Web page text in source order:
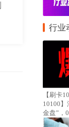
行业
【刷卡
10100】
金盘”，
贴.....